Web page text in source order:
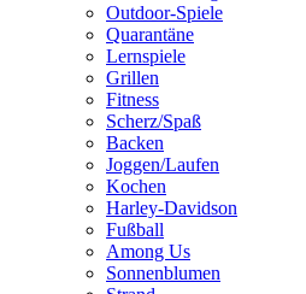
Outdoor-Spiele
Quarantäne
Lernspiele
Grillen
Fitness
Scherz/Spaß
Backen
Joggen/Laufen
Kochen
Harley-Davidson
Fußball
Among Us
Sonnenblumen